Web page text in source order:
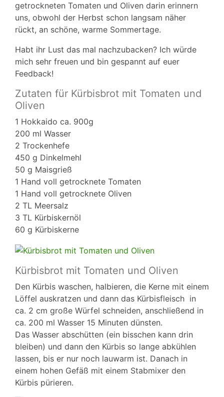
getrockneten Tomaten und Oliven darin erinnern
uns, obwohl der Herbst schon langsam näher
rückt, an schöne, warme Sommertage.
Habt ihr Lust das mal nachzubacken? Ich würde
mich sehr freuen und bin gespannt auf euer
Feedback!
Zutaten für Kürbisbrot mit Tomaten und
Oliven
1 Hokkaido ca. 900g
200 ml Wasser
2 Trockenhefe
450 g Dinkelmehl
50 g Maisgrieß
1 Hand voll getrocknete Tomaten
1 Hand voll getrocknete Oliven
2 TL Meersalz
3 TL Kürbiskernöl
60 g Kürbiskerne
Kürbisbrot mit Tomaten und Oliven
Den Kürbis waschen, halbieren, die Kerne mit einem
Löffel auskratzen und dann das Kürbisfleisch in
ca. 2 cm große Würfel schneiden, anschließend in
ca. 200 ml Wasser 15 Minuten dünsten.
Das Wasser abschütten (ein bisschen kann drin
bleiben) und dann den Kürbis so lange abkühlen
lassen, bis er nur noch lauwarm ist. Danach in
einem hohen Gefäß mit einem Stabmixer den
Kürbis pürieren.